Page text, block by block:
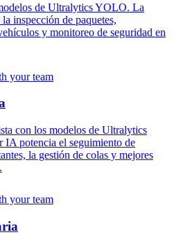
de Ultralytics YOLO. La
inspección de paquetes,
y monitoreo de seguridad en
con los modelos de Ultralytics
potencia el seguimiento de
la gestión de colas y mejores